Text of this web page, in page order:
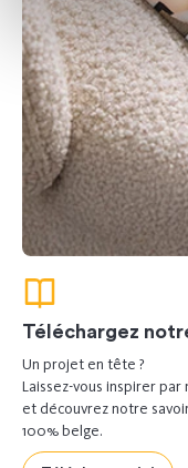
Téléchargez
Un projet en tête ?
Laissez-vous inspirer par
et découvrez notre
100% belge.